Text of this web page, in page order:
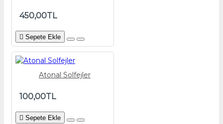
450,00TL
Sepete Ekle
Atonal Solfejler
100,00TL
Sepete Ekle